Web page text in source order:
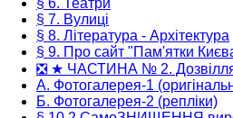
§ 7. Вулиці
§ 8. Література - Архітектура
§ 9. Про сайт "Пам'ятки
❎ ★ ЧАСТИНА № 2.
А. Фотогалерея-1
Б. Фотогалерея-2 (репліки)